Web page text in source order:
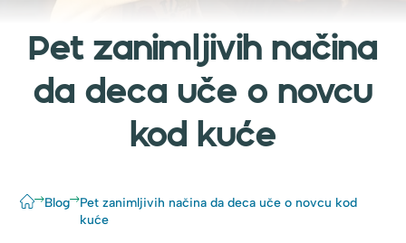
Pet zanimljivih načina
da deca uče o novcu
kod kuće
Blog
Pet zanimljivih načina da deca uče o novcu kod
kuće